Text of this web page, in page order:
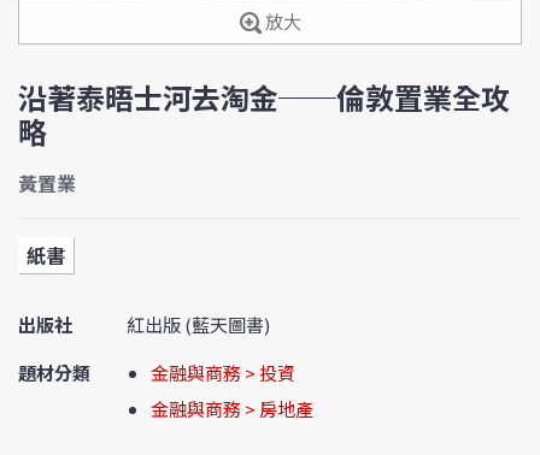
放大
沿著泰晤士河去淘金──倫敦置業全攻
略
黃置業
紙書
出版社
紅出版 (藍天圖書)
題材分類
金融與商務 > 投資
金融與商務 > 房地產